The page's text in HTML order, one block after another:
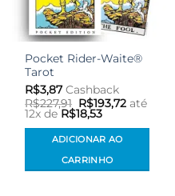
Pocket Rider-Waite®
Tarot
R$3,87Cashback
R$227,91 O
preço
original
era:
R$227,91.
R$193,72Oaté
12x de R$18,53
ADICIONAR AO
CARRINHO